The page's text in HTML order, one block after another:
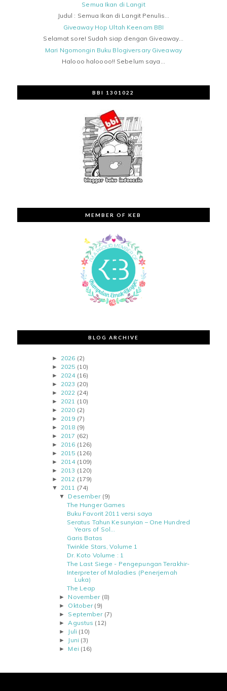
Semua Ikan di Langit
Judul : Semua Ikan di Langit Penulis...
Giveaway Hop Ultah Keenam BBI
Selamat sore! Sudah siap dengan Giveaway...
Mari Ngomongin Buku Blogiversary Giveaway
Halooo haloooo!! Sebelum saya...
BBI 1301022
MEMBER OF KEB
BLOG ARCHIVE
► 2026 (2)
► 2025 (10)
► 2024 (16)
► 2023 (20)
► 2022 (24)
► 2021 (10)
► 2020 (2)
► 2019 (7)
► 2018 (9)
► 2017 (62)
► 2016 (126)
► 2015 (126)
► 2014 (109)
► 2013 (120)
► 2012 (179)
▼ 2011 (74)
▼ Desember (9)
The Hunger Games
Buku Favorit 2011 versi saya
Seratus Tahun Kesunyian – One Hundred
Years of Sol...
Garis Batas
Twinkle Stars, Volume 1
Dr. Koto Volume : 1
The Last Siege - Pengepungan Terakhir-
Interpreter of Maladies (Penerjemah
Luka)
The Leap
► November (8)
► Oktober (9)
► September (7)
►Agustus (12)
► Juli (10)
► Juni (3)
► Mei (16)